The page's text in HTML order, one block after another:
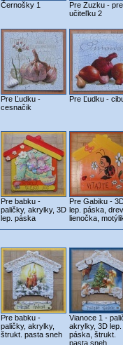
Černošky 1
Pre Zuzku - pre
učiteľku 2
Pre Ľudku -
cesnačik
Pre Ľudku -
Pre babku -
paličky, akrylky, 3D
lep. páska
Pre Gabiku -
lep. páska,
lienočka,
Pre babku -
paličky, akrylky,
štrukt. pasta sneh
Vianoce 1 -
akrylky, 3D lep.
páska, štrukt.
pasta sneh